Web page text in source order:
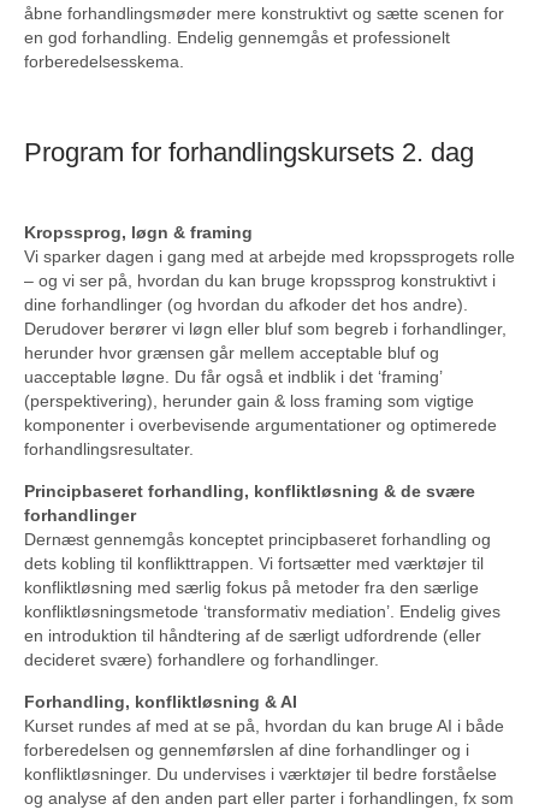
åbne forhandlingsmøder mere konstruktivt og sætte scenen for
en god forhandling. Endelig gennemgås et professionelt
forberedelsesskema.
Program for forhandlingskursets 2. dag
Kropssprog, løgn & framing
Vi sparker dagen i gang med at arbejde med kropssprogets rolle
– og vi ser på, hvordan du kan bruge kropssprog konstruktivt i
dine forhandlinger (og hvordan du afkoder det hos andre).
Derudover berører vi løgn eller bluf som begreb i forhandlinger,
herunder hvor grænsen går mellem acceptable bluf og
uacceptable løgne. Du får også et indblik i det ‘framing’
(perspektivering), herunder gain & loss framing som vigtige
komponenter i overbevisende argumentationer og optimerede
forhandlingsresultater.
Principbaseret forhandling, konfliktløsning & de svære
forhandlinger
Dernæst gennemgås konceptet principbaseret forhandling og
dets kobling til konflikttrappen. Vi fortsætter med værktøjer til
konfliktløsning med særlig fokus på metoder fra den særlige
konfliktløsningsmetode ‘transformativ mediation’. Endelig gives
en introduktion til håndtering af de særligt udfordrende (eller
decideret svære) forhandlere og forhandlinger.
Forhandling, konfliktløsning & AI
Kurset rundes af med at se på, hvordan du kan bruge AI i både
forberedelsen og gennemførslen af dine forhandlinger og i
konfliktløsninger. Du undervises i værktøjer til bedre forståelse
og analyse af den anden part eller parter i forhandlingen, fx som